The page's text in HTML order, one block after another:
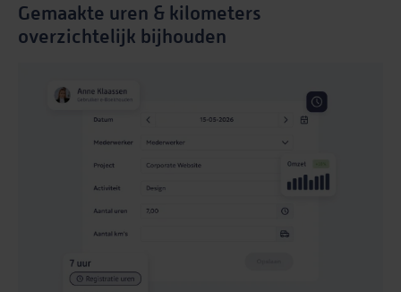
Gemaakte uren & kilometers
overzichtelijk bijhouden